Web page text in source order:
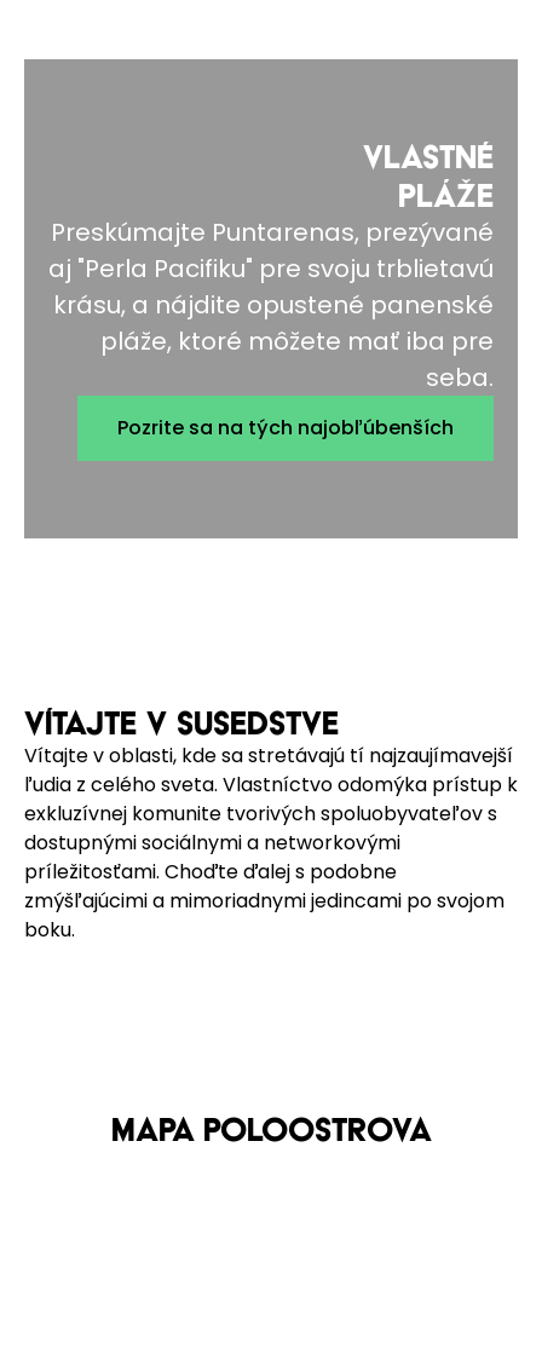
VLASTNÉ
PLÁŽE
Preskúmajte Puntarenas, prezývané
aj "Perla Pacifiku" pre svoju trblietavú
krásu, a nájdite opustené panenské
pláže, ktoré môžete mať iba pre
seba.
Pozrite sa na tých najobľúbenších
VÍTAJTE V SUSEDSTVE
Vítajte v oblasti, kde sa stretávajú tí najzaujímavejší
ľudia z celého sveta. Vlastníctvo odomýka prístup k
exkluzívnej komunite tvorivých spoluobyvateľov s
dostupnými sociálnymi a networkovými
príležitosťami. Choďte ďalej s podobne
zmýšľajúcimi a mimoriadnymi jedincami po svojom
boku.
MAPA POLOOSTROVA